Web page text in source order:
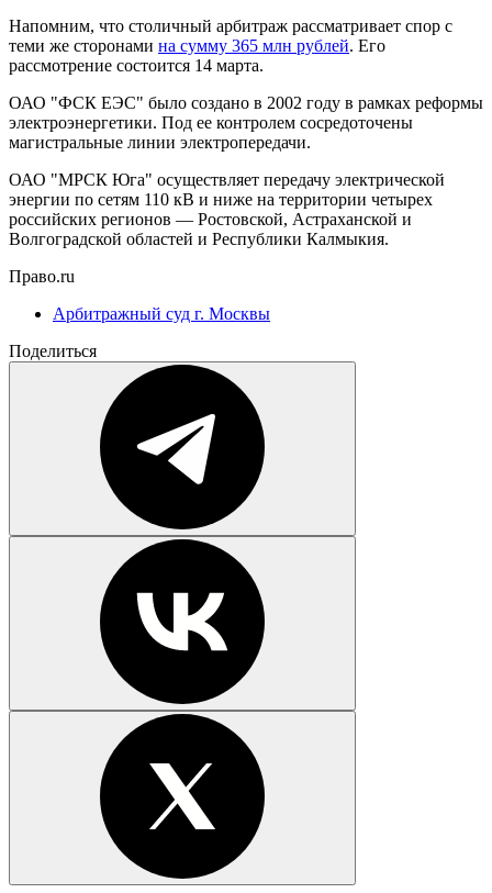
Напомним, что столичный арбитраж рассматривает спор с
теми же сторонами на сумму 365 млн рублей. Его
рассмотрение состоится 14 марта.
ОАО "ФСК ЕЭС" было создано в 2002 году в рамках реформы
электроэнергетики. Под ее контролем сосредоточены
магистральные линии электропередачи.
ОАО "МРСК Юга" осуществляет передачу электрической
энергии по сетям 110 кВ и ниже на территории четырех
российских регионов — Ростовской, Астраханской и
Волгоградской областей и Республики Калмыкия.
Право.ru
Арбитражный суд г. Москвы
Поделиться